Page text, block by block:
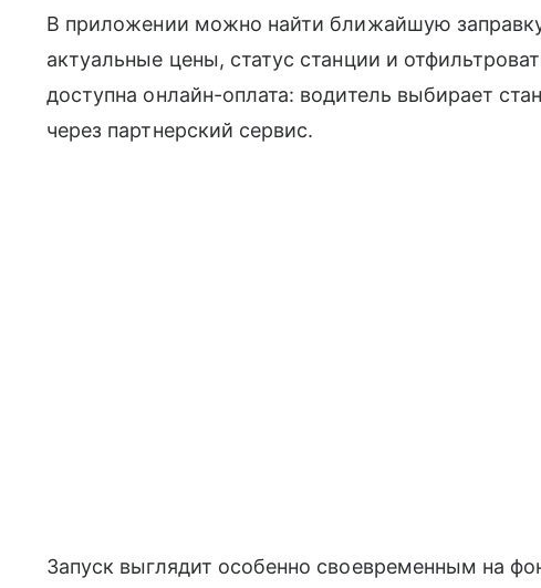
В приложении можно найти ближайшую
актуальные цены, статус станции и
доступна онлайн-оплата: водитель выбирает
через партнерский сервис.
Запуск выглядит особенно своевременным на